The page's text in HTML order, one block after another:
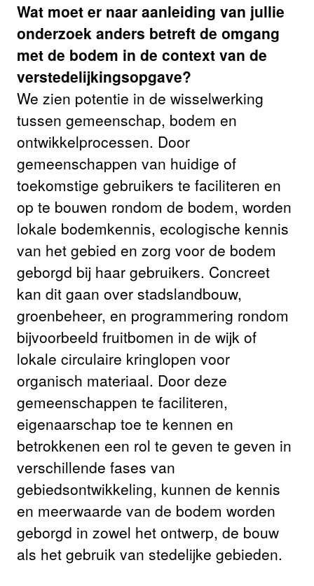
Wat moet er naar aanleiding van jullie
onderzoek anders betreft de omgang
met de bodem in de context van de
verstedelijkingsopgave?
We zien potentie in de wisselwerking
tussen gemeenschap, bodem en
ontwikkelprocessen. Door
gemeenschappen van huidige of
toekomstige gebruikers te faciliteren en
op te bouwen rondom de bodem, worden
lokale bodemkennis, ecologische kennis
van het gebied en zorg voor de bodem
geborgd bij haar gebruikers. Concreet
kan dit gaan over stadslandbouw,
groenbeheer, en programmering rondom
bijvoorbeeld fruitbomen in de wijk of
lokale circulaire kringlopen voor
organisch materiaal. Door deze
gemeenschappen te faciliteren,
eigenaarschap toe te kennen en
betrokkenen een rol te geven te geven in
verschillende fases van
gebiedsontwikkeling, kunnen de kennis
en meerwaarde van de bodem worden
geborgd in zowel het ontwerp, de bouw
als het gebruik van stedelijke gebieden.